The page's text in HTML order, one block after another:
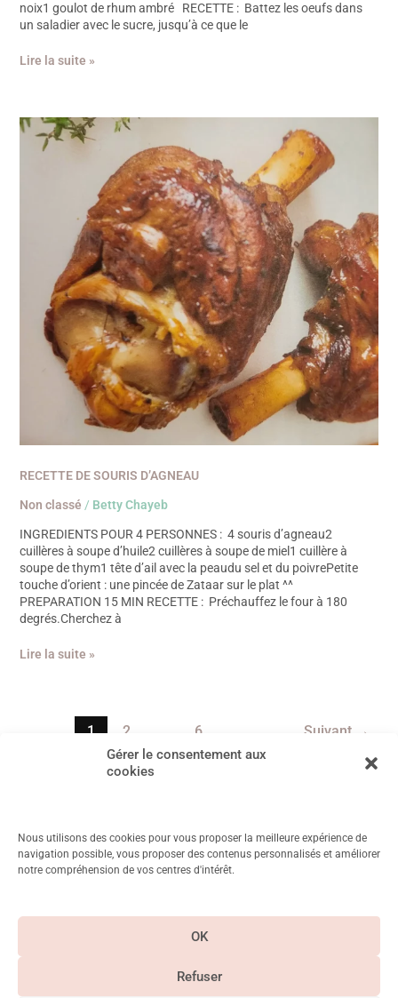
Gérer le consentement aux
cookies
Nous utilisons des cookies pour vous proposer la meilleure expérience de
navigation possible, vous proposer des contenus personnalisés et améliorer
notre compréhension de vos centres d'intérêt.
OK
Refuser
noix1 goulot de rhum ambré RECETTE : Battez les oeufs dans
un saladier avec le sucre, jusqu’à ce que le
Lire la suite »
RECETTE DE SOURIS D’AGNEAU
Non classé / Betty Chayeb
INGREDIENTS POUR 4 PERSONNES : 4 souris d’agneau2
cuillères à soupe d’huile2 cuillères à soupe de miel1 cuillère à
soupe de thym1 tête d’ail avec la peaudu sel et du poivrePetite
touche d’orient : une pincée de Zataar sur le plat ^^
PREPARATION 15 MIN RECETTE : Préchauffez le four à 180
degrés.Cherchez à
RECETTE
Lire la suite »
1 2 6 Suivant →
Métro Duroc, Vanneau, Saint Placide
Suivez-nous sur